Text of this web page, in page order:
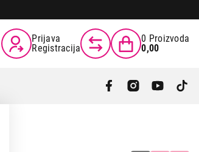
Prijava
Registracija
0 Proizvoda
0,00